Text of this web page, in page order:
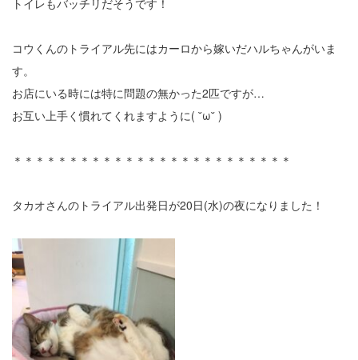
コウくんのトライアル先にはカーロから嫁いだハルちゃんがいま
す。
お店にいる時には特に問題の無かった2匹ですが…
お互い上手く慣れてくれますように( ˘ω˘ )
＊＊＊＊＊＊＊＊＊＊＊＊＊＊＊＊＊＊＊＊＊＊＊＊＊
タカオさんのトライアル出発日が20日(水)の夜になりました！